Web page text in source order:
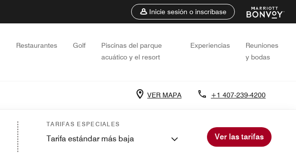
Inicie sesión o inscríbase
Restaurantes Golf
Piscinas del parque
acuático y el resort
Experiencias
Reuniones
y bodas
VER MAPA +1 407-239-4200
TARIFAS ESPECIALES
Tarifa estándar más baja Ver las tarifas